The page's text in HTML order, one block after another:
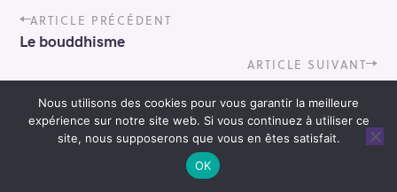
P
o
s
n
ARTICLE PRÉCÉDENT
Le bouddhisme
ARTICLE SUIVANT
Coup de cœur de l’été : le dernier livre de
Alexandre Duyck
Nous utilisons des cookies pour vous garantir la meilleure
expérience sur notre site web. Si vous continuez à utiliser ce
site, nous supposerons que vous en êtes satisfait.
OK